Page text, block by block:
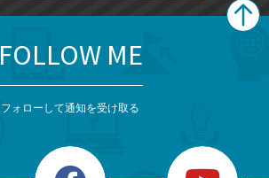
FOLLOW ME
フォローして通知を受け取る